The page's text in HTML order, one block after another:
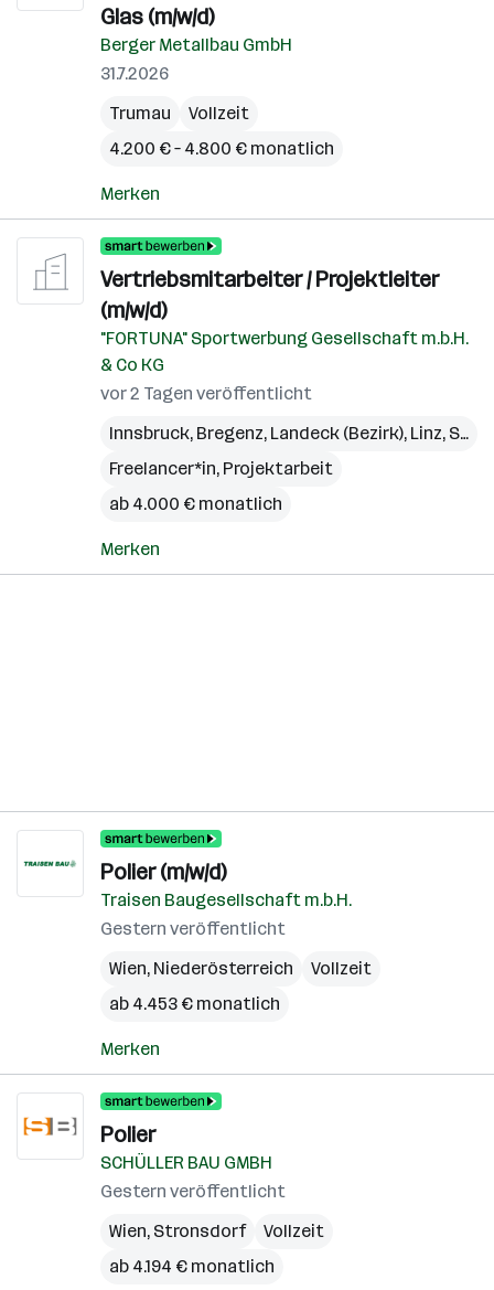
Glas (m/w/d)
Berger Metallbau GmbH
31.7.2026
Trumau
Vollzeit
4.200 € – 4.800 € monatlich
Merken
Vertriebsmitarbeiter / Projektleiter
(m/w/d)
"FORTUNA" Sportwerbung Gesellschaft m.b.H.
& Co KG
vor 2 Tagen veröffentlicht
Innsbruck, Bregenz, Landeck (Bezirk), Linz, St. Pölten
Freelancer*in, Projektarbeit
ab 4.000 € monatlich
Merken
Polier (m/w/d)
Traisen Baugesellschaft m.b.H.
Gestern veröffentlicht
Wien, Niederösterreich
Vollzeit
ab 4.453 € monatlich
Merken
Polier
SCHÜLLER BAU GMBH
Gestern veröffentlicht
Wien, Stronsdorf
Vollzeit
ab 4.194 € monatlich